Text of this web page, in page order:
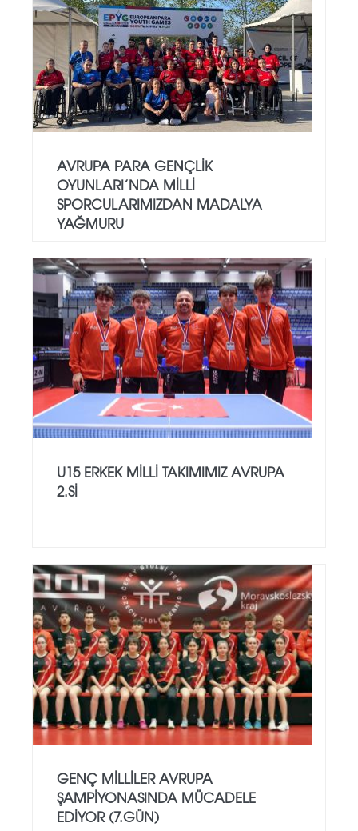
AVRUPA PARA GENÇLIK
OYUNLARI’NDA MILLI
SPORCULARIMIZDAN MADALYA
YAĞMURU
U15 ERKEK MILLI TAKIMIMIZ AVRUPA
2.SI
GENÇ MILLILER AVRUPA
ŞAMPIYONASINDA MÜCADELE
EDIYOR (7.GÜN)